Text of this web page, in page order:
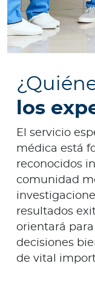
los
El servicio
médica está
reconocidos
comunidad
resultados
orientará
decisiones
de vital